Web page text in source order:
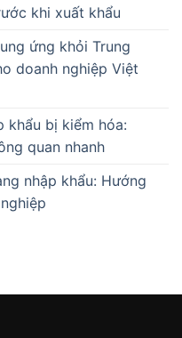
khi xuất khẩu
ứng khỏi Trung
doanh nghiệp Việt
khẩu bị kiểm hóa:
quan nhanh
nhập khẩu: Hướng